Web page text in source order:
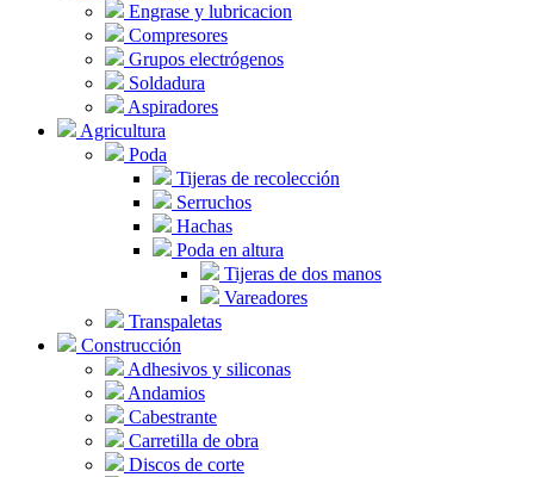
Engrase y lubricacion
Compresores
Grupos electrógenos
Soldadura
Aspiradores
Agricultura
Poda
Tijeras de recolección
Serruchos
Hachas
Poda en altura
Tijeras de dos manos
Vareadores
Transpaletas
Construcción
Adhesivos y siliconas
Andamios
Cabestrante
Carretilla de obra
Discos de corte